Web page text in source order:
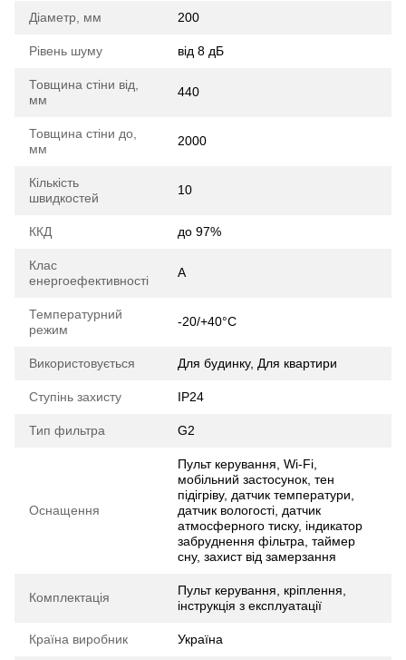
Діаметр, мм 200
Рівень шуму від 8 дБ
Товщина стіни від,
мм
440
Товщина стіни до,
мм
2000
Кількість
швидкостей
10
ККД до 97%
Клас
енергоефективності
A
Температурний
режим
-20/+40°C
Використовується Для будинку, Для квартири
Ступінь захисту IP24
Тип фильтра G2
Оснащення
Пульт керування, Wi-Fi,
мобільний застосунок, тен
підігріву, датчик температури,
датчик вологості, датчик
атмосферного тиску, індикатор
забруднення фільтра, таймер
сну, захист від замерзання
Комплектація
Пульт керування, кріплення,
інструкція з експлуатації
Країна виробник Україна